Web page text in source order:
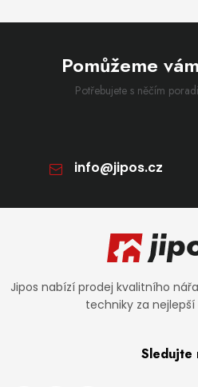
Pomůžeme
Potřebujete s něčím
info@jipos.cz
Zápatí
Jipos nabízí prodej kvalitního
techniky za
Sledujte